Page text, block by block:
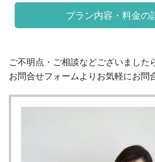
プラン内容・料金の
ご不明点・ご相談などございました
お問合せフォームよりお気軽にお問